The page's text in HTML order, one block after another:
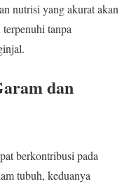
nutrisi yang akurat akan
tanpa
dan
berkontribusi pada
tubuh, keduanya